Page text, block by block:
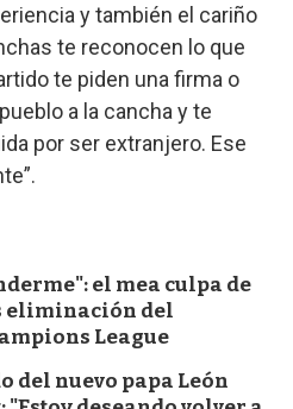
y también el cariño
te reconocen lo que
te piden una firma o
a la cancha y te
por ser extranjero. Ese
el mea culpa de
eliminación del
League
del nuevo papa León